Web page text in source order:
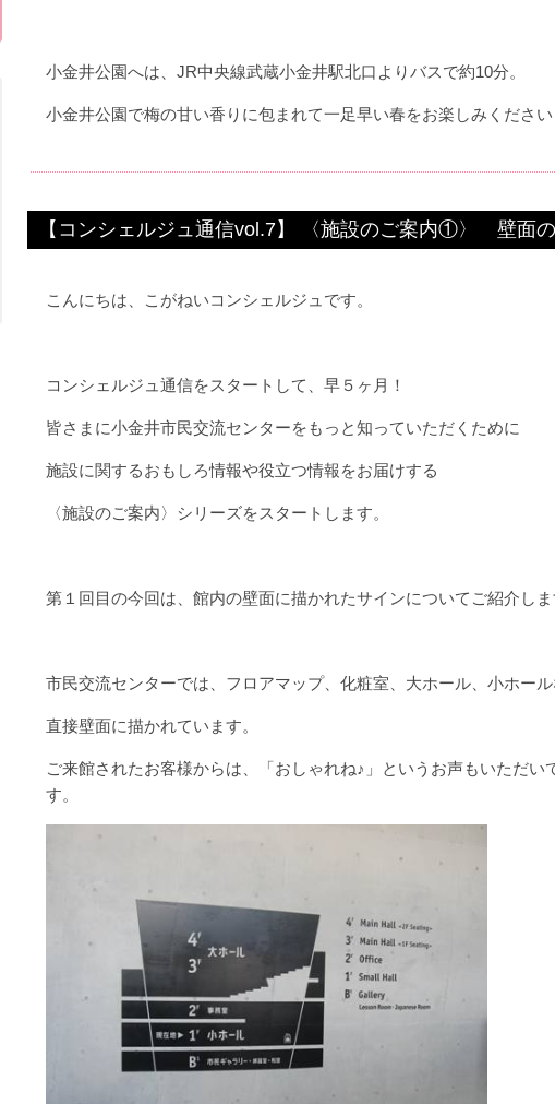
小金井公園へは、JR中央線武蔵小金井駅北口よりバスで約10分。
小金井公園で梅の甘い香りに包まれて一足早い春をお楽しみくださ
【コンシェルジュ通信vol.7】 〈施設のご案内①〉 壁面
こんにちは、こがねいコンシェルジュです。
コンシェルジュ通信をスタートして、早５ヶ月！
皆さまに小金井市民交流センターをもっと知っていただくために
施設に関するおもしろ情報や役立つ情報をお届けする
〈施設のご案内〉シリーズをスタートします。
第１回目の今回は、館内の壁面に描かれたサインについてご紹介しま
市民交流センターでは、フロアマップ、化粧室、大ホール、小ホー
直接壁面に描かれています。
ご来館されたお客様からは、「おしゃれね♪」というお声もいただい
す。